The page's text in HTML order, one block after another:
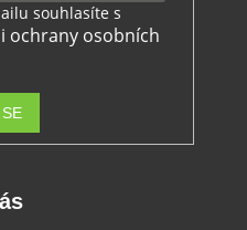
souhlasíte s
ochrany osobních